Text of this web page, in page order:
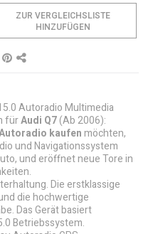
ZUR VERGLEICHSLISTE
HINZUFÜGEN
Autoradio Multimedia
fürAudi Q7(Ab 2006):
kaufenmöchten,
und Navigationssystem
und eröffnet neue Tore in
Die erstklassige
die hochwertige
Das Gerät basiert
Betriebssystem.